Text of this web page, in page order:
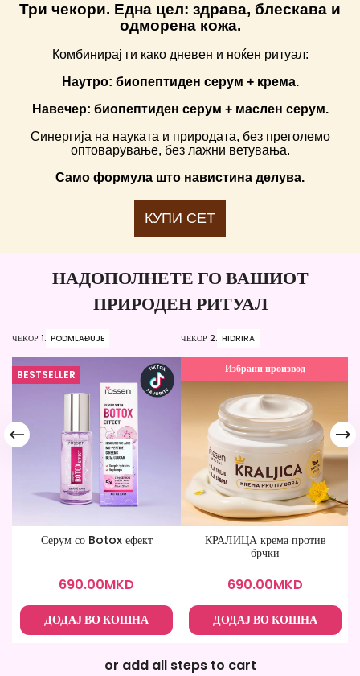
Три чекори. Една цел: здрава, блескава и
одморена кожа.
Комбинирај ги како дневен и ноќен ритуал:
Наутро: биопептиден серум + крема.
Навечер: биопептиден серум + маслен серум.
Синергија на науката и природата, без преголемо
оптоварување, без лажни ветувања.
Само формула што навистина делува.
КУПИ СЕТ
НАДОПОЛНЕТЕ ГО ВАШИОТ
ПРИРОДЕН РИТУАЛ
ЧЕКОР 1. PODMLAĐUJE
BESTSELLER
Серум со Botox ефект
690.00MKD
ДОДАЈ ВО КОШНА
ЧЕКОР 2. HIDRIRA
Избрани производ
КРАЛИЦА крема против
брчки
690.00MKD
ДОДАЈ ВО КОШНА
or add all steps to cart